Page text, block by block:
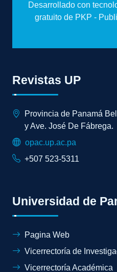
Desarrollado con
gratuito de PKP -
Revistas UP
Provincia de Panamá
y Ave. José De Fábrega.
opac.up.ac.pa
+507 523-5311
Universidad de
Pagina Web
Vicerrectoría de
Vicerrectoría Académica